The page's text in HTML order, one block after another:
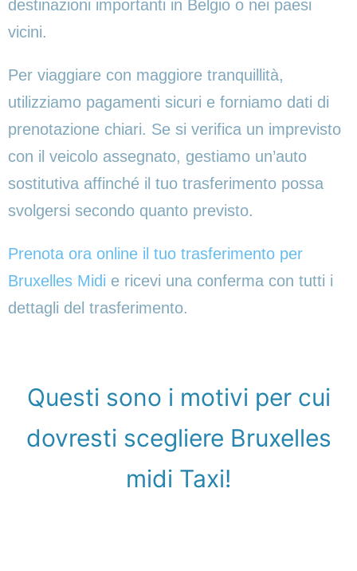
destinazioni importanti in Belgio o nei paesi
vicini.
Per viaggiare con maggiore tranquillità,
utilizziamo pagamenti sicuri e forniamo dati di
prenotazione chiari. Se si verifica un imprevisto
con il veicolo assegnato, gestiamo un’auto
sostitutiva affinché il tuo trasferimento possa
svolgersi secondo quanto previsto.
Prenota ora online il tuo trasferimento per
Bruxelles Midi e ricevi una conferma con tutti i
dettagli del trasferimento.
Questi sono i motivi per cui
dovresti scegliere Bruxelles
midi Taxi!